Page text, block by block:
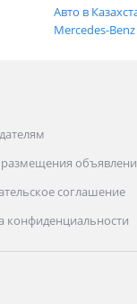
Авто в
Mercedes-
соглашение
конфиденциальности